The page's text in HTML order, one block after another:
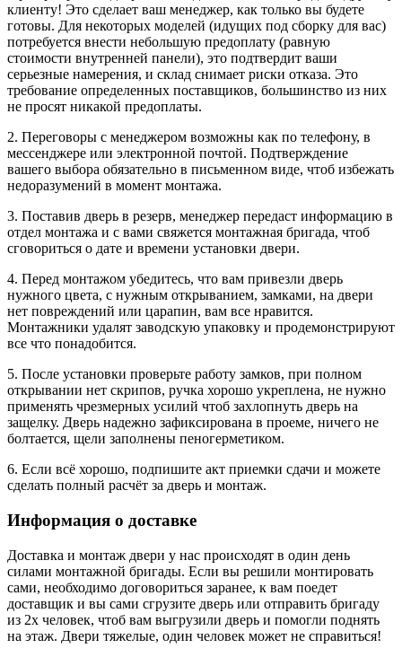
клиенту! Это сделает ваш менеджер, как только вы будете
готовы. Для некоторых моделей (идущих под сборку для вас)
потребуется внести небольшую предоплату (равную
стоимости внутренней панели), это подтвердит ваши
серьезные намерения, и склад снимает риски отказа. Это
требование определенных поставщиков, большинство из них
не просят никакой предоплаты.
2. Переговоры с менеджером возможны как по телефону, в
мессенджере или электронной почтой. Подтверждение
вашего выбора обязательно в письменном виде, чтоб избежать
недоразумений в момент монтажа.
3. Поставив дверь в резерв, менеджер передаст информацию в
отдел монтажа и с вами свяжется монтажная бригада, чтоб
сговориться о дате и времени установки двери.
4. Перед монтажом убедитесь, что вам привезли дверь
нужного цвета, с нужным открыванием, замками, на двери
нет повреждений или царапин, вам все нравится.
Монтажники удалят заводскую упаковку и продемонстрируют
все что понадобится.
5. После установки проверьте работу замков, при полном
открывании нет скрипов, ручка хорошо укреплена, не нужно
применять чрезмерных усилий чтоб захлопнуть дверь на
защелку. Дверь надежно зафиксирована в проеме, ничего не
болтается, щели заполнены пеногерметиком.
6. Если всё хорошо, подпишите акт приемки сдачи и можете
сделать полный расчёт за дверь и монтаж.
Информация о доставке
Доставка и монтаж двери у нас происходят в один день
силами монтажной бригады. Если вы решили монтировать
сами, необходимо договориться заранее, к вам поедет
доставщик и вы сами сгрузите дверь или отправить бригаду
из 2х человек, чтоб вам выгрузили дверь и помогли поднять
на этаж. Двери тяжелые, один человек может не справиться!